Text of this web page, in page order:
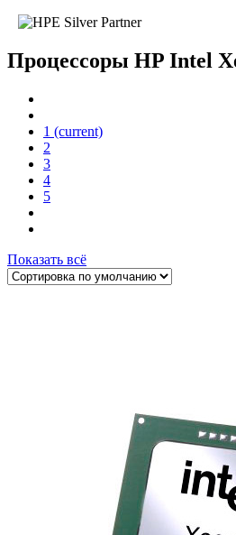
Процессоры HP Intel
1 (current)
2
3
4
5
Показать всё